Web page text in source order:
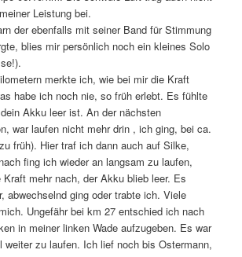
Leistung bei.
der ebenfalls mit seiner Band für Stimmung
blies mir persönlich noch ein kleines Solo
merkte ich, wie bei mir die Kraft
habe ich noch nie, so früh erlebt. Es fühlte
Akku leer ist. An der nächsten
war laufen nicht mehr drin , ich ging, bei ca.
früh). Hier traf ich dann auch auf Silke,
fing ich wieder an langsam zu laufen,
mehr nach, der Akku blieb leer. Es
abwechselnd ging oder trabte ich. Viele
Ungefähr bei km 27 entschied ich nach
in meiner linken Wade aufzugeben. Es war
weiter zu laufen. Ich lief noch bis Ostermann,